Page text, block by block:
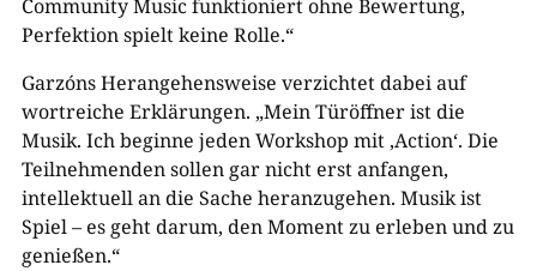
Community Music funktioniert ohne Bewertung,
Perfektion spielt keine Rolle.“
Garzóns Herangehensweise verzichtet dabei auf
wortreiche Erklärungen. „Mein Türöffner ist die
Musik. Ich beginne jeden Workshop mit ‚Action‘. Die
Teilnehmenden sollen gar nicht erst anfangen,
intellektuell an die Sache heranzugehen. Musik ist
Spiel – es geht darum, den Moment zu erleben und zu
genießen.“